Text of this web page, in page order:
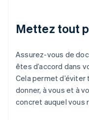
Mettez tout
Assurez-vous de
êtes d’accord dans
Cela permet
donner, à vous et à
concret auquel vous